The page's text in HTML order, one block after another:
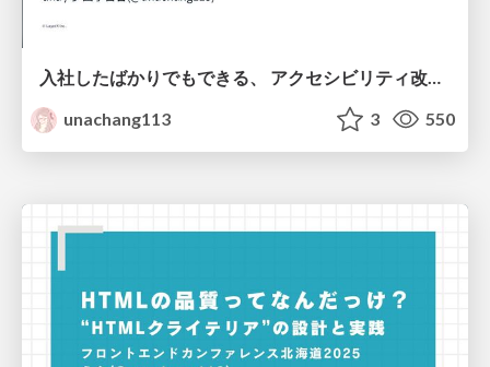
入社したばかりでもできる、 アクセシビリティ改善の第一歩
unachang113
3 550